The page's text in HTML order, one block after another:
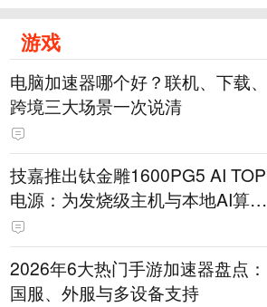
游戏
电脑加速器哪个好？联机、下载、
跨境三大场景一次说清
技嘉推出钛金雕1600PG5 AI TOP
电源：为发烧级主机与本地AI算力
打造旗舰供电方案
2026年6大热门手游加速器盘点：
国服、外服与多设备支持